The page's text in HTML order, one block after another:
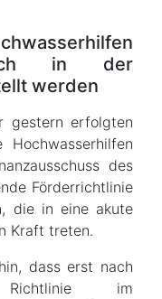
in der
werden
gestern erfolgten
des
Förderrichtlinie
die in eine akute
Kraft treten.
dass erst nach
im